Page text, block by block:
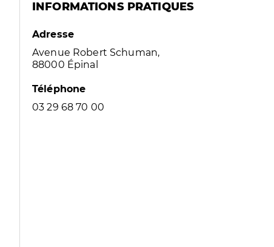
INFORMATIONS PRATIQUES
Adresse
Avenue Robert Schuman,
88000 Épinal
Téléphone
03 29 68 70 00